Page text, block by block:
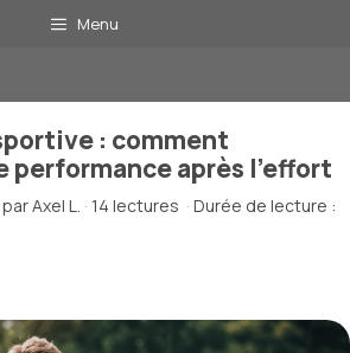
Menu
: comment
après l’effort
parAxel L. · 14 lectures · Durée de lecture :